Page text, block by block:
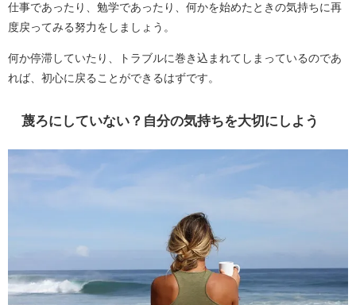
仕事であったり、勉学であったり、何かを始めたときの気持ちに再
度戻ってみる努力をしましょう。
何か停滞していたり、トラブルに巻き込まれてしまっているのであ
れば、初心に戻ることができるはずです。
蔑ろにしていない？自分の気持ちを大切にしよう